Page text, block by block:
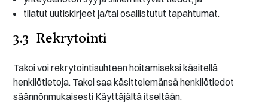
tilatut uutiskirjeet ja/tai osallistutut tapahtumat.
3.3 Rekrytointi
Takoi voi rekrytointisuhteen hoitamiseksi käsitellä
henkilötietoja. Takoi saa käsittelemänsä henkilötiedot
säännönmukaisesti Käyttäjältä itseltään.